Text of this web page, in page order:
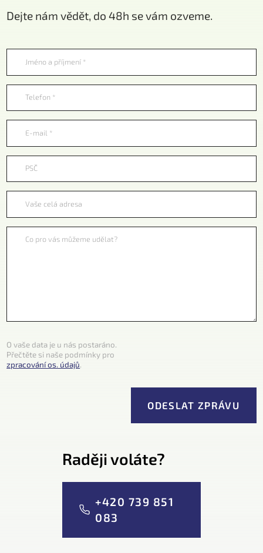
Dejte nám vědět, do 48h se vám ozveme.
Jméno a příjmení *
Telefon *
E-mail *
PSČ
Vaše celá adresa
Co pro vás můžeme udělat?
O vaše data je u nás postaráno.
Přečtěte si naše podmínky pro
zpracování os. údajů.
Raději voláte?
+420 739 851
083